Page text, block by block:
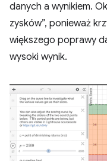
danych a wynikiem.
zysków”, ponieważ
większego poprawy
wysoki wynik.